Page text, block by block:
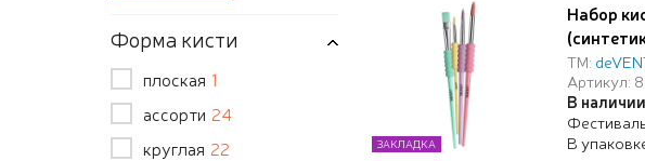
Форма кисти
плоская 1
ассорти 24
круглая 22
Набор
ТМ:
Артикул:
В
В
ЗАКЛАДКА